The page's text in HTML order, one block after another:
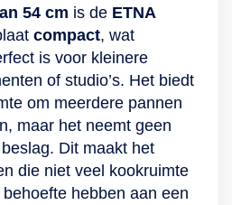
54 cm is de ETNA
compact, wat
is voor kleinere
of studio’s. Het biedt
om meerdere pannen
maar het neemt geen
Dit maakt het
die niet veel kookruimte
hebben aan een